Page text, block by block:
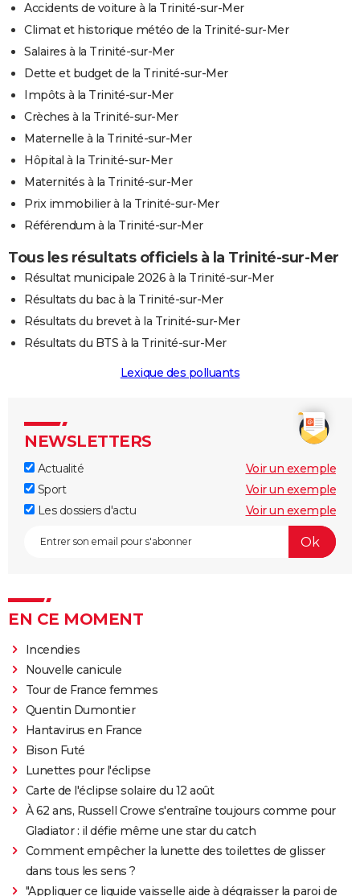
Accidents de voiture à la Trinité-sur-Mer
Climat et historique météo de la Trinité-sur-Mer
Salaires à la Trinité-sur-Mer
Dette et budget de la Trinité-sur-Mer
Impôts à la Trinité-sur-Mer
Crèches à la Trinité-sur-Mer
Maternelle à la Trinité-sur-Mer
Hôpital à la Trinité-sur-Mer
Maternités à la Trinité-sur-Mer
Prix immobilier à la Trinité-sur-Mer
Référendum à la Trinité-sur-Mer
Tous les résultats officiels à la Trinité-sur-Mer
Résultat municipale 2026 à la Trinité-sur-Mer
Résultats du bac à la Trinité-sur-Mer
Résultats du brevet à la Trinité-sur-Mer
Résultats du BTS à la Trinité-sur-Mer
Lexique des polluants
NEWSLETTERS
Actualité
Voir un exemple
Sport
Voir un exemple
Les dossiers d'actu
Voir un exemple
EN CE MOMENT
Incendies
Nouvelle canicule
Tour de France femmes
Quentin Dumontier
Hantavirus en France
Bison Futé
Lunettes pour l'éclipse
Carte de l'éclipse solaire du 12 août
À 62 ans, Russell Crowe s'entraîne toujours comme pour
Gladiator : il défie même une star du catch
Comment empêcher la lunette des toilettes de glisser
dans tous les sens ?
"Appliquer ce liquide vaisselle aide à dégraisser la paroi de